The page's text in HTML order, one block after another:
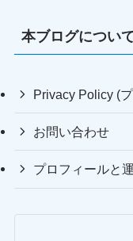
本ブログについ
Privacy Policy (
お問い合わせ
プロフィールと